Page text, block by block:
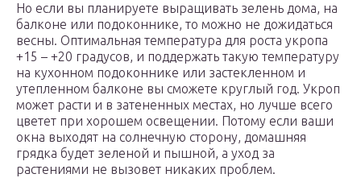
Но если вы планируете выращивать зелень дома, на
балконе или подоконнике, то можно не дожидаться
весны. Оптимальная температура для роста укропа
+15 – +20 градусов, и поддержать такую температуру
на кухонном подоконнике или застекленном и
утепленном балконе вы сможете круглый год. Укроп
может расти и в затененных местах, но лучше всего
цветет при хорошем освещении. Потому если ваши
окна выходят на солнечную сторону, домашняя
грядка будет зеленой и пышной, а уход за
растениями не вызовет никаких проблем.